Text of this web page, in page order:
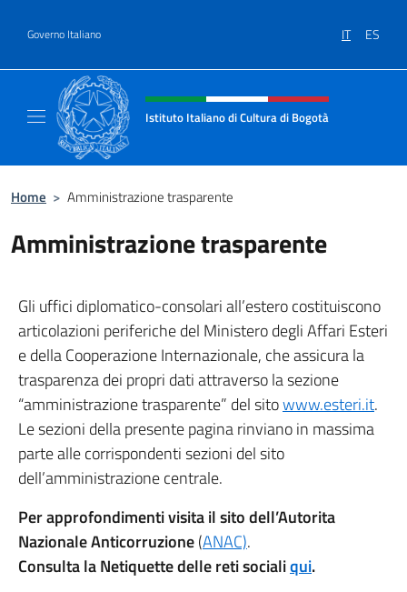
Governo Italiano IT ES
Intestazione sito, social e menù
Istituto Italiano di Cultura di Bogotà
Home > Amministrazione trasparente
Amministrazione trasparente
Gli uffici diplomatico-consolari all’estero costituiscono
articolazioni periferiche del Ministero degli Affari Esteri
e della Cooperazione Internazionale, che assicura la
trasparenza dei propri dati attraverso la sezione
“amministrazione trasparente” del sitowww.esteri.it.
Le sezioni della presente pagina rinviano in massima
parte alle corrispondenti sezioni del sito
dell’amministrazione centrale.
Per approfondimenti visita il sito dell’Autorita
Nazionale Anticorruzione(ANAC).
Consulta la Netiquette delle reti socialiqui.